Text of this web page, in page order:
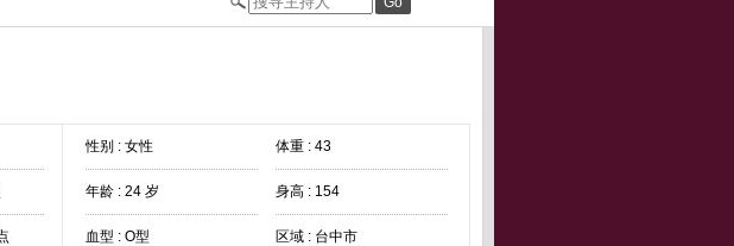
性别 : 女性 体重 : 43
年龄 : 24 岁 身高 : 154
血型 : O型 区域 : 台中市